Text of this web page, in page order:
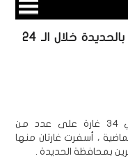
استشهاد وإصابة تسعة مواطنين بالحديدة خلال الـ 24
شن طيران العدوان السعودي الأمريكي 34 غارة على عدد من
خلال الـ 24 ساعة الماضية ، أسفرت غارتان منها
بمحافظة الحديدة .